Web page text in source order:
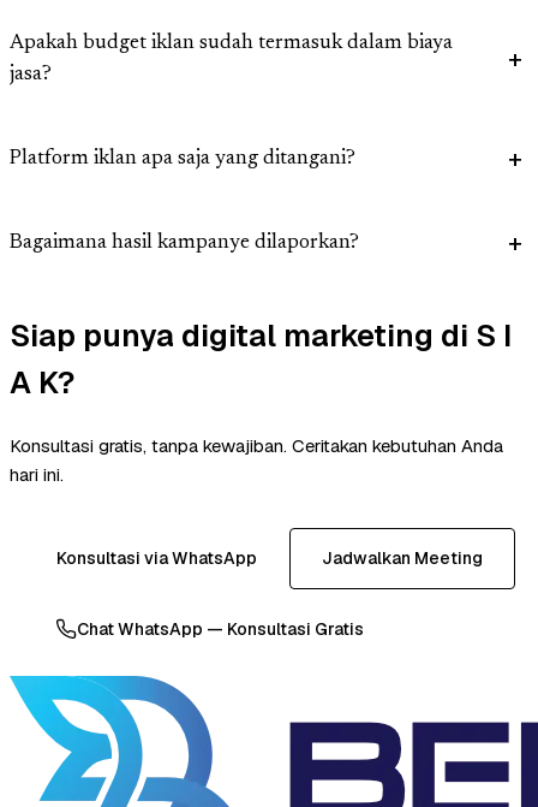
Apakah budget iklan sudah termasuk dalam biaya
jasa?
Platform iklan apa saja yang ditangani?
Bagaimana hasil kampanye dilaporkan?
Siap punya digital marketing di S I
A K?
Konsultasi gratis, tanpa kewajiban. Ceritakan kebutuhan Anda
hari ini.
Konsultasi via WhatsApp Jadwalkan Meeting
Chat WhatsApp — Konsultasi Gratis